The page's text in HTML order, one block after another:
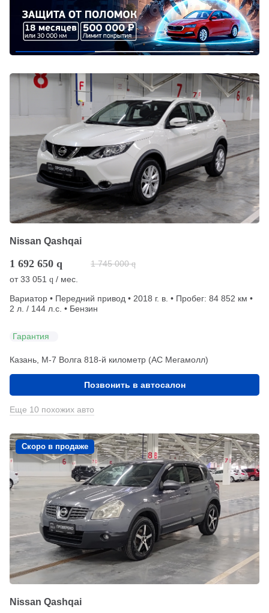
Nissan Qashqai
1 692 650 q 1 745 000 q
от33 051 q / мес.
Вариатор • Передний привод • 2018 г. в. • Пробег: 84 852 км •
2 л. / 144 л.с. • Бензин
Гарантия
Казань, М-7 Волга 818-й километр (АС Мегамолл)
Позвонить в автосалон
Еще 10 похожих авто
Скоро в продаже
Nissan Qashqai